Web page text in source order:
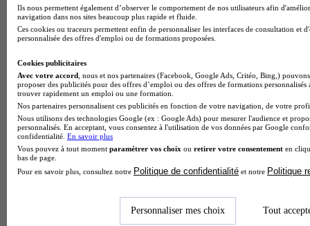
BTS Esf en alternance
BTS Dietetique en alternance
BTS Mco en alternance
BTS Pi en alternance
BTS Sp3s en alternance
Master CCA en alternance
BTS Ndrc en alternance
BTS Sam en alternance
Cap Fleuriste en alternance
BTS Sio en alternance
MSc Marketing Digital en alternance
BTS Gpme en alternance
Cap Electricien en alternance
BTS Gpn en alternance
BAC Pro Agora en alternance
Ils nous permettent également d’observer le comportement de nos utilisateurs afin
navigation dans nos sites beaucoup plus rapide et fluide.
Ces cookies ou traceurs permettent enfin de personnaliser les interfaces de consultation et
personnalisée des offres d'emploi ou de formations proposées.
Cookies publicitaires
Avec votre accord , nous et nos partenaires (Facebook, Google Ads, Critéo, Bing,)
proposer des publicités pour des offres d’emploi ou des offres de formations
trouver rapidement un emploi ou une formation.
Nos partenaires personnalisent ces publicités en fonction de votre navigation, de votre
Nous utilisons des technologies Google (ex : Google Ads) pour mesurer l'audience et
personnalisés. En acceptant, vous consentez à l'utilisation de vos données par Google
confidentialité. En savoir plus
Vous pouvez à tout moment paramétrer vos choix ou retirer votre consentement en
bas de page.
Pour en savoir plus, consultez notre Politique de confidentialité et notre Politique
Personnaliser mes choix Tout